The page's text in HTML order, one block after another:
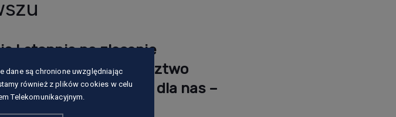
I stopnia na zlecenie
(Województwo
„Dla Ciebie, dla mnie, dla nas –
który jest
dane są chronione uwzględniając
również z plików cookies w celu
Telekomunikacyjnym.